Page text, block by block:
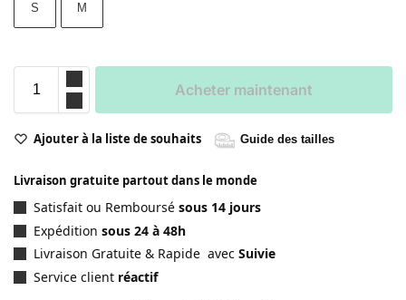
S M
Acheter maintenant
Ajouter à la liste de souhaits Guide des tailles
Livraison gratuite partout dans le monde
Satisfait ou Remboursé sous 14 jours
Expédition sous 24 à 48h
Livraison Gratuite & Rapide avec Suivie
Service client réactif